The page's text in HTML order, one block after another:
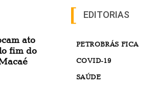
ato
fim do
EDITORIAS
PETROBRÁS FICA
COVID-19
SAÚDE